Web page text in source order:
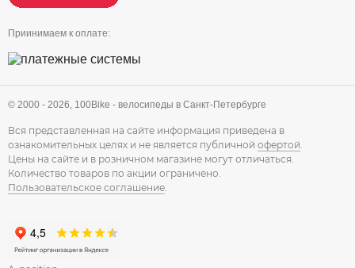
Приинимаем к оплате:
© 2000 - 2026, 100Bike - велосипеды в Санкт-Петербурге
Вся представленная на сайте информация приведена в
ознакомительных целях и не является публичной офертой.
Цены на сайте и в розничном магазине могут отличаться.
Количество товаров по акции ограничено.
Пользовательское соглашение.